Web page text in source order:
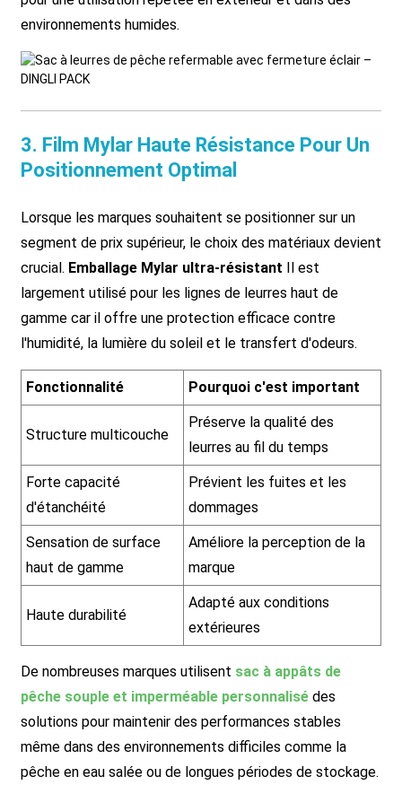
environnements humides.
3. Film Mylar Haute Résistance Pour Un
Positionnement Optimal
Lorsque les marques souhaitent se positionner sur un
segment de prix supérieur, le choix des matériaux devient
crucial. Emballage Mylar ultra-résistant Il est
largement utilisé pour les lignes de leurres haut de
gamme car il offre une protection efficace contre
l'humidité, la lumière du soleil et le transfert d'odeurs.
Fonctionnalité Pourquoi c'est important
Structure multicouche
Préserve la qualité des
leurres au fil du temps
Forte capacité
d'étanchéité
Prévient les fuites et les
dommages
Sensation de surface
haut de gamme
Améliore la perception de la
marque
Haute durabilité
Adapté aux conditions
extérieures
De nombreuses marques utilisent sac à appâts de
pêche souple et imperméable personnalisédes
solutions pour maintenir des performances stables
même dans des environnements difficiles comme la
pêche en eau salée ou de longues périodes de stockage.